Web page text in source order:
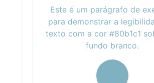
Este é um parágrafo de
para demonstrar a
texto com a cor #80b1c1
fundo branco.